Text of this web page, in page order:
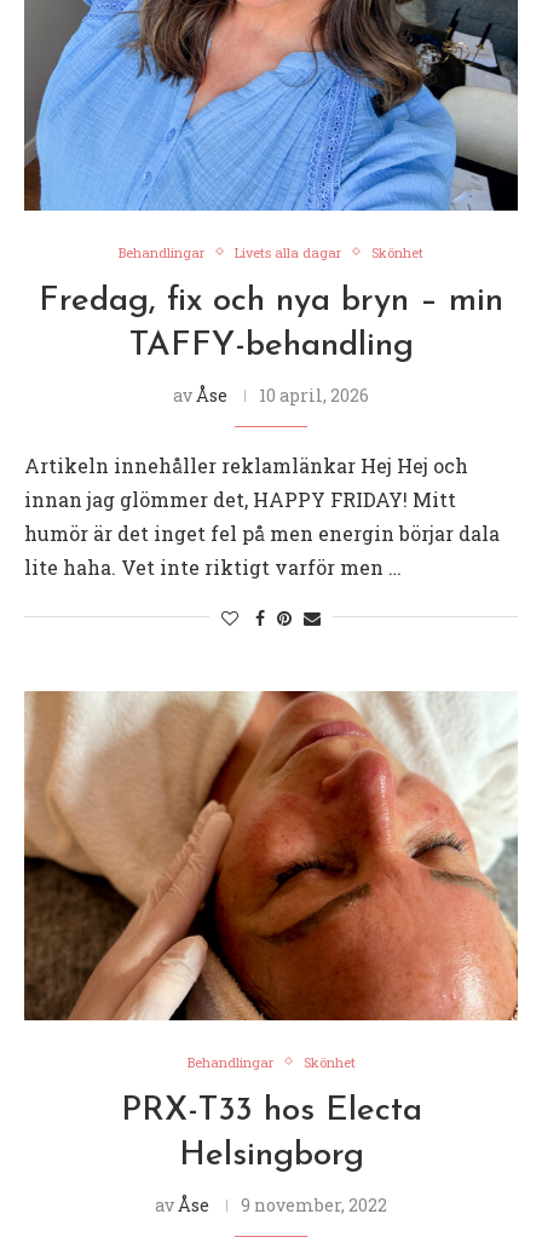
Behandlingar Livets alla dagar Skönhet
Fredag, fix och nya bryn – min
TAFFY-behandling
av Åse 10 april, 2026
Artikeln innehåller reklamlänkar Hej Hej och
innan jag glömmer det, HAPPY FRIDAY! Mitt
humör är det inget fel på men energin börjar dala
lite haha. Vet inte riktigt varför men …
Behandlingar Skönhet
PRX-T33 hos Electa
Helsingborg
av Åse 9 november, 2022